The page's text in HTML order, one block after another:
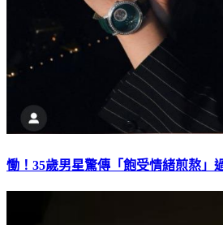
慟！35歲男星驚傳「飽受情緒煎熬